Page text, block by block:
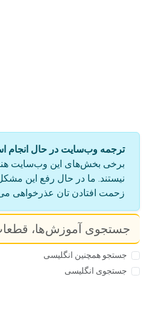
ترجمه وب‌سایت در حال انجام
برخی بخش‌های این وب‌سایت
نیستند. ما در حال رفع این مشکل
زحمت افتادن تان عذرخواهی
جستجو همچنین انگلیسی
جستجوی انگلیسی